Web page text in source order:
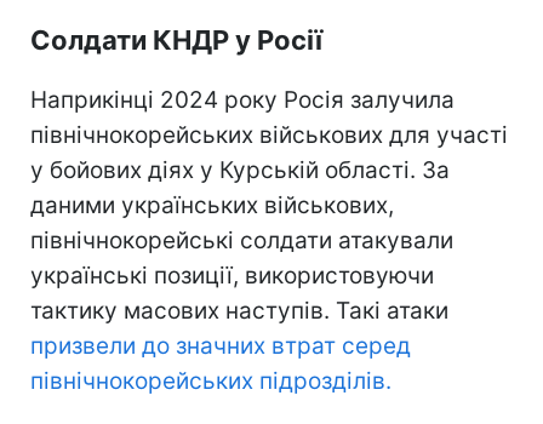
Солдати КНДР у Росії
Наприкінці 2024 року Росія залучила
північнокорейських військових для участі
у бойових діях у Курській області. За
даними українських військових,
північнокорейські солдати атакували
українські позиції, використовуючи
тактику масових наступів. Такі атаки
призвели до значних втрат серед
північнокорейських підрозділів.